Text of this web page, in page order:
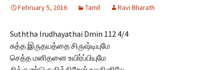
February 5, 2016 Tamil Ravi Bharath
Suththa Irudhayathai Dmin 112 4/4
சுத்த இருதயத்தை சிருஷ்டியுமே
செத்த மனிதனை உயிர்ப்பியுமே